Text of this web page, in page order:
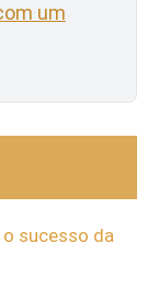
um
sucesso da